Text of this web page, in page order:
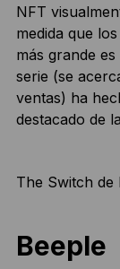
NFT
medida que
más grande
serie (se
ventas) ha
destacado de
The Switch de
Beeple